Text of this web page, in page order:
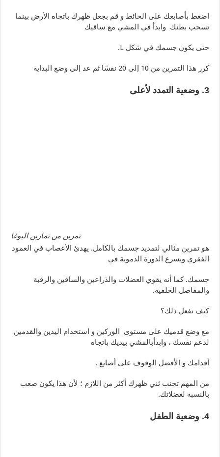
اضغط بأصابعك على الحائط و قم بجعل ظهرك باتجاه الأرض بينما
تسحب بطنك وابدأ في المشي مع ساقيك
حتى يكون جسمك في شكل L.
كرر هذا التمرين من 10 إلى 20 نفسًا ثم عد إلى وضع البداية
3. وضعية التمدد لأعلى
تمرين من تمارين اليوغا
هو تمرين مثالي لتمديد جسمك بالكامل. يهدئ الأعصاب في العمود
الفقري ويسرع الدورة الدموية في
جسمك. كما أنه يقوي العضلات والذراعين والساقين والرقبة
والمفاصل الخلفية.
كيف نفعل ذلك؟
مع وضع قدميك على مستوى الوركين و استخدام اليدين والقدمين
لدعم نفسك ، وابدأبالمشي بيديك باتجاه
أقدامك و الأفضل الوقوف على أصابع .
من المهم تجنب ثني ظهرك أكثر من اللازم ؛ لأن هذا يكون صعب
بالنسبة لعضلاتك.
4. وضعية الطفل